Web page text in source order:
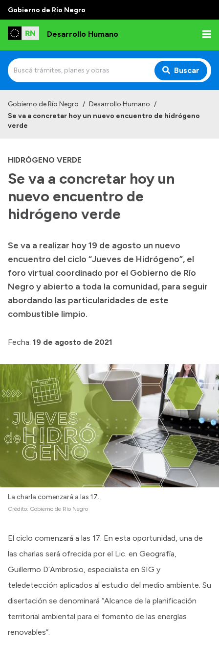
Gobierno de Río Negro
Desarrollo Humano
Buscar
Institucional
Autoridades
Delegaciones
Normativa
Presupuesto
Boletín Oficial
Compras y licitaciones
Consulta de expedientes
Consulta de pago a proveedores
Login
Gobierno de Río Negro / Desarrollo Humano /
Se va a concretar hoy un nuevo encuentro de hidrógeno
verde
HIDRÓGENO VERDE
Se va a concretar hoy un
nuevo encuentro de
hidrógeno verde
Se va a realizar hoy 19 de agosto un nuevo
encuentro del ciclo “Jueves de Hidrógeno”, el
foro virtual coordinado por el Gobierno de Río
Negro y abierto a toda la comunidad, para seguir
abordando las particularidades de este
combustible limpio.
Fecha: 19 de agosto de 2021
La charla comenzará a las 17.
Crédito: Gobierno de Río Negro
El ciclo comenzará a las 17. En esta oportunidad, una de
las charlas será ofrecida por el Lic. en Geografía,
Guillermo D’Ambrosio, especialista en SIG y
teledetección aplicados al estudio del medio ambiente. Su
disertación se denominará “Alcance de la planificación
territorial ambiental para el fomento de las energías
renovables”.